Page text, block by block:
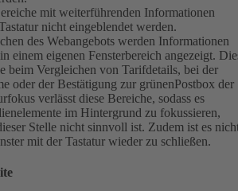
mit weiterführenden Informationen
nicht eingeblendet werden.
des Webangebots werden Informationen
einem eigenen Fensterbereich angezeigt.
beim Vergleichen von Tarifdetails, bei der
oder der Bestätigung zur grünenPostbox der
verlässt diese Bereiche, sodass es
im Hintergrund zu fokussieren,
Stelle nicht sinnvoll ist. Zudem ist es
mit der Tastatur wieder zu schließen.